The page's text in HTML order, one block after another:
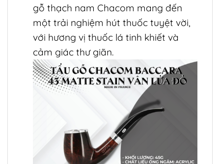
gỗ thạch nam Chacom mang đến
một trải nghiệm hút thuốc tuyệt vời,
với hương vị thuốc lá tinh khiết và
cảm giác thư giãn.